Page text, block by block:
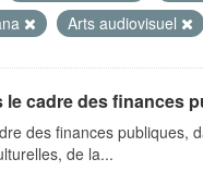
Arts audiovisuel
cadre des finances
des finances publiques,
de la...